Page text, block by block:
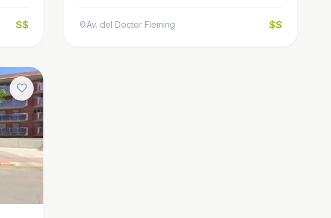
$$ location_onAv. del Doctor Fleming $$
favorite